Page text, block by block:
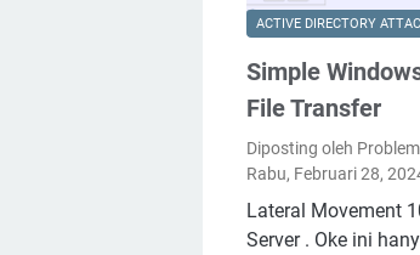
ACTIVE DIRECTORY
Simple
File Transfer
Diposting oleh
Rabu, Februari 28,
Lateral Movement
Server . Oke ini